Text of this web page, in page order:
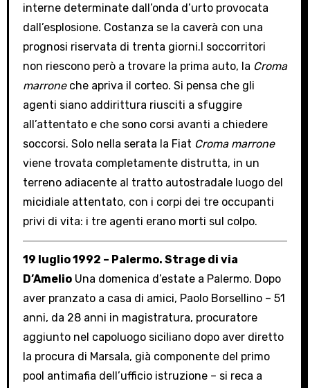
interne determinate dall’onda d’urto provocata
dall’esplosione. Costanza se la caverà con una
prognosi riservata di trenta giorni.I soccorritori
non riescono però a trovare la prima auto, la Croma
marroneche apriva il corteo. Si pensa che gli
agenti siano addirittura riusciti a sfuggire
all’attentato e che sono corsi avanti a chiedere
soccorsi. Solo nella serata la Fiat Croma marrone
viene trovata completamente distrutta, in un
terreno adiacente al tratto autostradale luogo del
micidiale attentato, con i corpi dei tre occupanti
privi di vita: i tre agenti erano morti sul colpo.
19 luglio 1992 – Palermo. Strage di via
D’AmelioUna domenica d’estate a Palermo. Dopo
aver pranzato a casa di amici, Paolo Borsellino – 51
anni, da 28 anni in magistratura, procuratore
aggiunto nel capoluogo siciliano dopo aver diretto
la procura di Marsala, già componente del primo
pool antimafia dell’ufficio istruzione – si reca a